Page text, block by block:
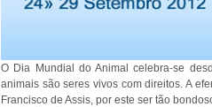
O Dia Mundial do Animal celebra-se
animais são seres vivos com direitos. A
Francisco de Assis, por este ser tão